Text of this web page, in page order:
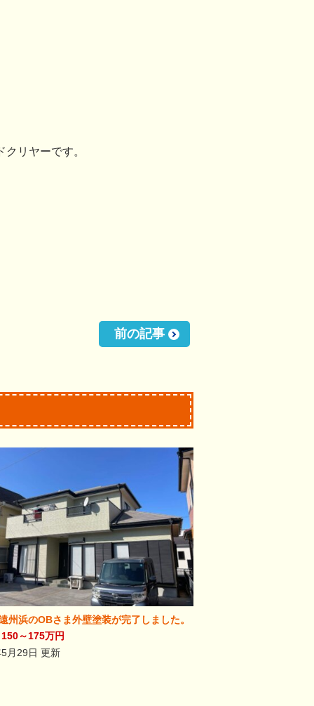
リヤーです。
前の記事
州浜のOBさま外壁塗装が完了しました。
150～175万円
月29日 更新